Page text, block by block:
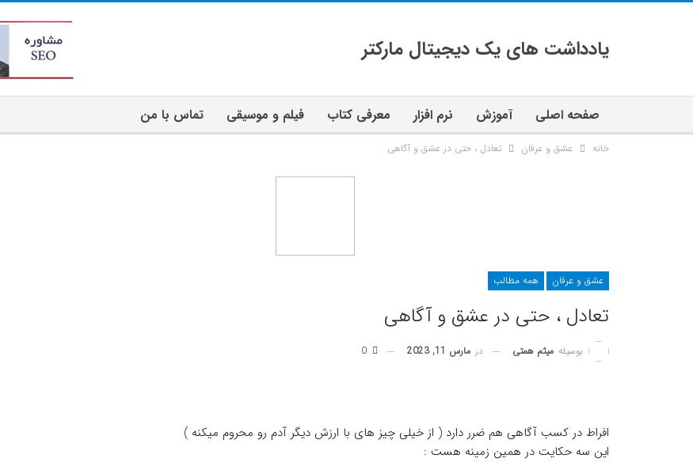
یادداشت های یک دیجیتال مارکتر
صفحه اصلی آموزش نرم افزار معرفی کتاب فیلم و موسیقی تماس با من
خانه عشق و عرفان تعادل ، حتی در عشق و آگاهی
عشق و عرفان همه مطالب
تعادل ، حتی در عشق و آگاهی
بوسیله میثم همتی در مارس 11, 2023
افراط در کسب آگاهی هم ضرر دارد ( از خیلی چیز های با ارزش دیگر آدم رو محروم میکنه )
این سه حکایت در همین زمینه هست :